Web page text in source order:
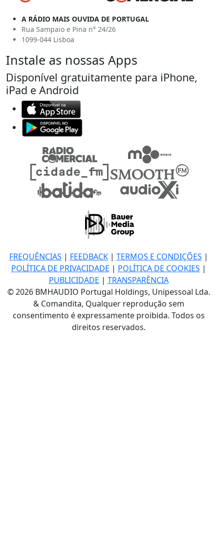
A RÁDIO MAIS OUVIDA DE PORTUGAL
Rua Sampaio e Pina n° 24/26
1099-044 Lisboa
Instale as nossas Apps
Disponível gratuitamente para iPhone,
iPad e Android
FREQUÊNCIAS | FEEDBACK| TERMOS E CONDIÇÕES |
POLÍTICA DE PRIVACIDADE | POLÍTICA DE COOKIES |
PUBLICIDADE | TRANSPARÊNCIA
© 2026 BMHAUDIO Portugal Holdings, Unipessoal Lda.
& Comandita, Qualquer reprodução sem
consentimento é expressamente proibida. Todos os
direitos reservados.